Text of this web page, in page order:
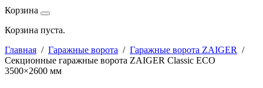
Корзина
Корзина пуста.
Главная / Гаражные ворота / Гаражные ворота ZAIGER /
Секционные гаражные ворота ZAIGER Classic ECO
3500×2600 мм